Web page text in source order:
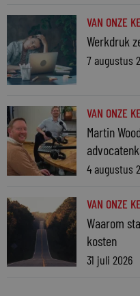
VAN ONZE
Werkdruk
7 augustus
VAN ONZE
Martin
4 augustus
VAN ONZE
Waarom
kosten
31 juli 2026